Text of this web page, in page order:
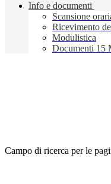
Info e documenti
Scansione
Ricevimento
Modulistica
Documenti 15
Campo di ricerca per le